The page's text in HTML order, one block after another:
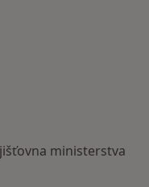
ministerstva